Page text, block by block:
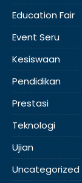
Education Fair
Event Seru
Kesiswaan
Pendidikan
Prestasi
Teknologi
Ujian
Uncategorized